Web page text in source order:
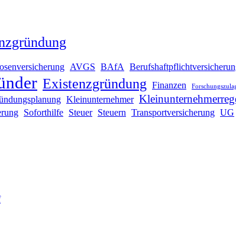
AVGS BAfA
Existenzgründung Finanzen
Kleinunternehmer
Soforthilfe Steuer Steuern Transportversicherung UG